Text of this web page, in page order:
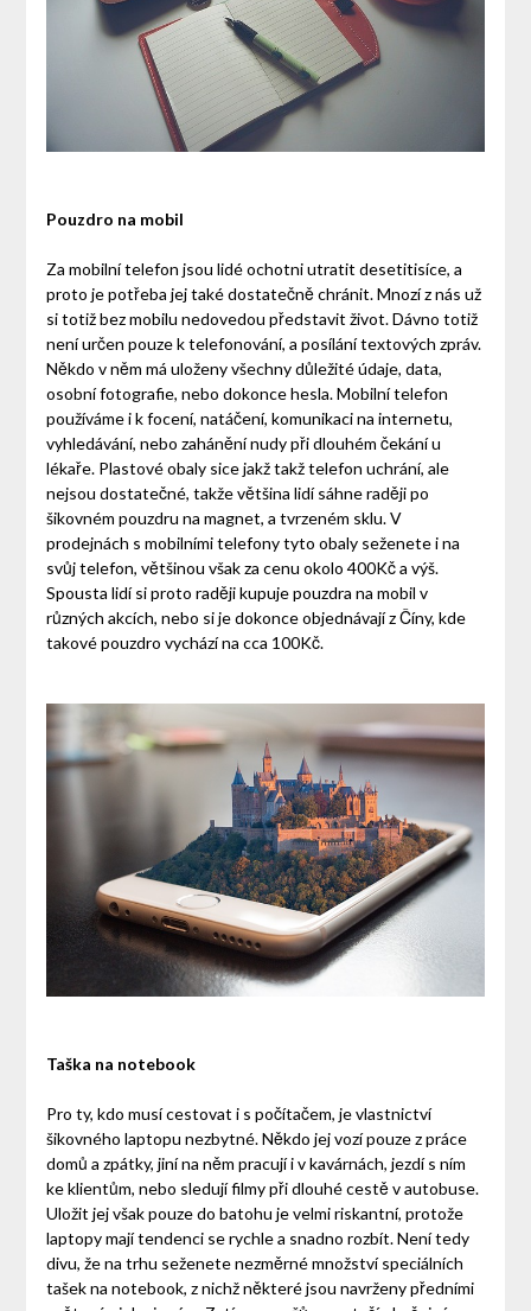
Pouzdro na mobil
Za mobilní telefon jsou lidé ochotni utratit desetitisíce, a
proto je potřeba jej také dostatečně chránit. Mnozí z nás už
si totiž bez mobilu nedovedou představit život. Dávno totiž
není určen pouze k telefonování, a posílání textových zpráv.
Někdo v něm má uloženy všechny důležité údaje, data,
osobní fotografie, nebo dokonce hesla. Mobilní telefon
používáme i k focení, natáčení, komunikaci na internetu,
vyhledávání, nebo zahánění nudy při dlouhém čekání u
lékaře. Plastové obaly sice jakž takž telefon uchrání, ale
nejsou dostatečné, takže většina lidí sáhne raději po
šikovném pouzdru na magnet, a tvrzeném sklu. V
prodejnách s mobilními telefony tyto obaly seženete i na
svůj telefon, většinou však za cenu okolo 400Kč a výš.
Spousta lidí si proto raději kupuje pouzdra na mobil v
různých akcích, nebo si je dokonce objednávají z Číny, kde
takové pouzdro vychází na cca 100Kč.
Taška na notebook
Pro ty, kdo musí cestovat i s počítačem, je vlastnictví
šikovného laptopu nezbytné. Někdo jej vozí pouze z práce
domů a zpátky, jiní na něm pracují i v kavárnách, jezdí s ním
ke klientům, nebo sledují filmy při dlouhé cestě v autobuse.
Uložit jej však pouze do batohu je velmi riskantní, protože
laptopy mají tendenci se rychle a snadno rozbít. Není tedy
divu, že na trhu seženete nezměrné množství speciálních
tašek na notebook, z nichž některé jsou navrženy předními